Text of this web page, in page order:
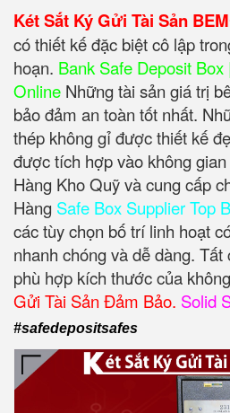
Két Sắt Ký Gửi Tài Sản
có thiết kế đặc biệt cô lập
hoạn. Bank Safe Deposit
Online Những tài sản giá trị
bảo đảm an toàn tốt nhất.
thép không gỉ được thiết kế
được tích hợp vào không
Hàng Kho Quỹ và cung cấp
Hàng Safe Box Supplier Top
các tùy chọn bố trí linh hoạt
nhanh chóng và dễ dàng.
phù hợp kích thước của
Gửi Tài Sản Đảm Bảo. Solid
#safedepositsafes